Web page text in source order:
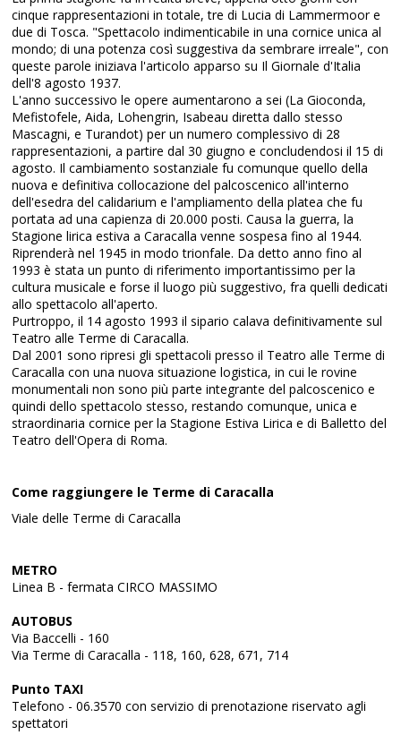
cinque rappresentazioni in totale, tre di Lucia di Lammermoor e
due di Tosca. "Spettacolo indimenticabile in una cornice unica al
mondo; di una potenza così suggestiva da sembrare irreale", con
queste parole iniziava l'articolo apparso su Il Giornale d'Italia
dell'8 agosto 1937.
L'anno successivo le opere aumentarono a sei (La Gioconda,
Mefistofele, Aida, Lohengrin, Isabeau diretta dallo stesso
Mascagni, e Turandot) per un numero complessivo di 28
rappresentazioni, a partire dal 30 giugno e concludendosi il 15 di
agosto. Il cambiamento sostanziale fu comunque quello della
nuova e definitiva collocazione del palcoscenico all'interno
dell'esedra del calidarium e l'ampliamento della platea che fu
portata ad una capienza di 20.000 posti. Causa la guerra, la
Stagione lirica estiva a Caracalla venne sospesa fino al 1944.
Riprenderà nel 1945 in modo trionfale. Da detto anno fino al
1993 è stata un punto di riferimento importantissimo per la
cultura musicale e forse il luogo più suggestivo, fra quelli dedicati
allo spettacolo all'aperto.
Purtroppo, il 14 agosto 1993 il sipario calava definitivamente sul
Teatro alle Terme di Caracalla.
Dal 2001 sono ripresi gli spettacoli presso il Teatro alle Terme di
Caracalla con una nuova situazione logistica, in cui le rovine
monumentali non sono più parte integrante del palcoscenico e
quindi dello spettacolo stesso, restando comunque, unica e
straordinaria cornice per la Stagione Estiva Lirica e di Balletto del
Teatro dell'Opera di Roma.
Come raggiungere le Terme di Caracalla
Viale delle Terme di Caracalla
METRO
Linea B - fermata CIRCO MASSIMO
AUTOBUS
Via Baccelli - 160
Via Terme di Caracalla - 118, 160, 628, 671, 714
Punto TAXI
Telefono - 06.3570 con servizio di prenotazione riservato agli
spettatori